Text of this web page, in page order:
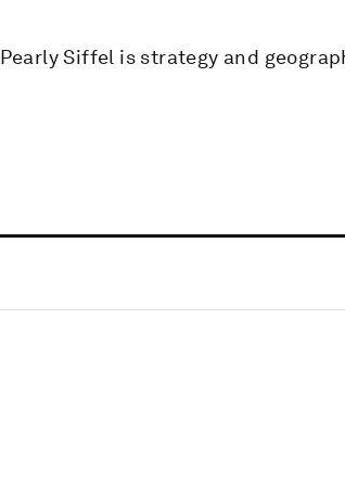
Pearly Siffel is strategy and